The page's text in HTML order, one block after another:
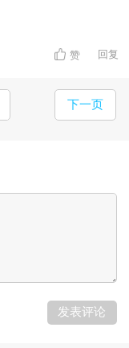
赞 回复
下一页
发表评论